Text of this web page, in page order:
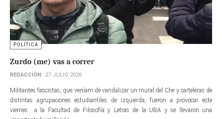
POLÍTICA
Zurdo (me) vas a correr
REDACCIÓN 27 JULIO 2026
Militantes fascistas, que veníam de vandalizar un mural del Che y carteleras de
distintas agrupaciones estudiantiles de izquierda, fueron a provocar este
viernes a la Facultad de Filosofía y Letras de la UBA y se llevaron una